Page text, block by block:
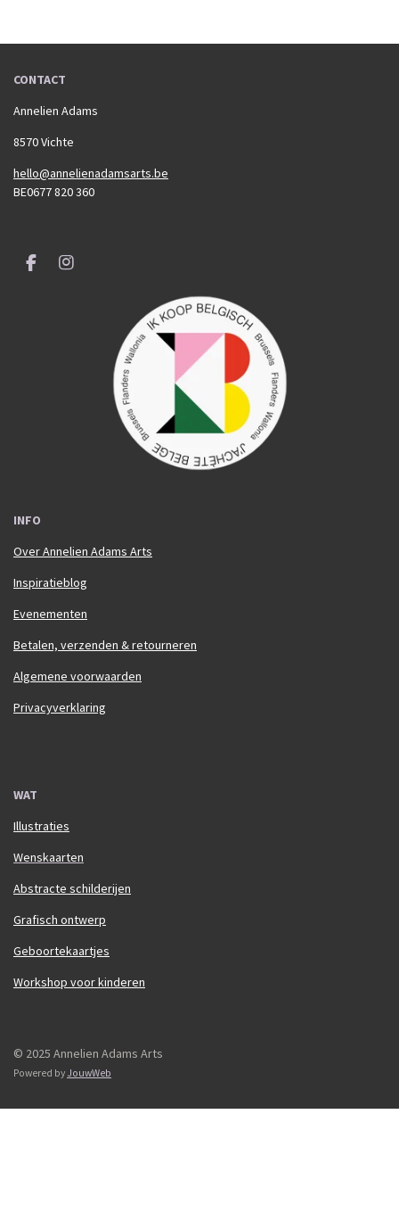
CONTACT
Annelien Adams
8570 Vichte
hello@annelienadamsarts.be
BE0677 820 360
F
I
INFO
Over Annelien Adams Arts
Inspiratieblog
Evenementen
Betalen, verzenden & retourneren
Algemene voorwaarden
Privacyverklaring
WAT
Illustraties
Wenskaarten
Abstracte schilderijen
Grafisch ontwerp
Geboortekaartjes
Workshop voor kinderen
© 2025 Annelien Adams Arts
Powered by JouwWeb